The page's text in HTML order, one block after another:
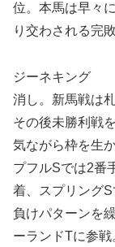
位。本馬は早々
り交わされる完
ジーネキング
消し。新馬戦は
その後未勝利戦
気ながら枠を生
プフルSでは2番
着、スプリング
負けパターンを
ーランドTに参